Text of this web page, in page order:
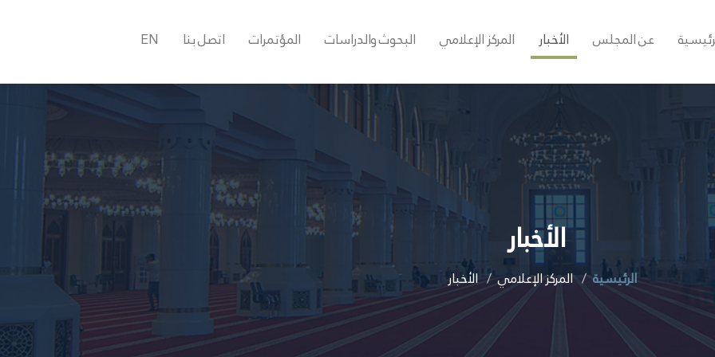
عن المجلس الأخبار المركز الإعلامي البحوث والدراسات المؤتمرات اتصل بنا EN
الأخبار
الرئيسية المركز الإعلامي الأخبار